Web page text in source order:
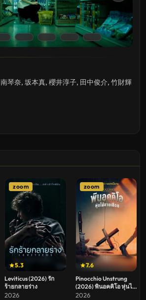
南琴奈, 坂本真, 櫻井淳子, 田中俊介, 竹財輝
5.3
zoom
Leviticus (2026) รัก
ร้ายกลายร่าง
2026
7.6
zoom
Pinocchio Unstrung
(2026) พินอคคิโอ หุ่นไม้
สายเชือด
2026